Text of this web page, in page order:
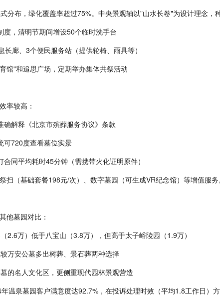
分布，绿化覆盖率超过75%。中央景观轴以"山水长卷"为设计理念，
度，清明节期间增设50个临时洗手台
廊、3个便民服务站（提供轮椅、雨具等）
馆"和追思广场，定期举办集体共祭活动
率较高：
确解释《北京市殡葬服务协议》条款
可720度查看墓位实景
同平均耗时45分钟（需携带火化证明原件）
扫（基础套餐198元/次）、数字墓园（可生成VR纪念馆）等增值服
他墓园对比：
2.6万）低于八宝山（3.8万），但高于太子峪陵园 （1.9万）
万安公墓多出树葬、景石葬两种选择
的名人文化区，更侧重现代园林景观营造
温泉墓园客户满意度达92.7%，在投诉处理时效（平均1.8工作日）方